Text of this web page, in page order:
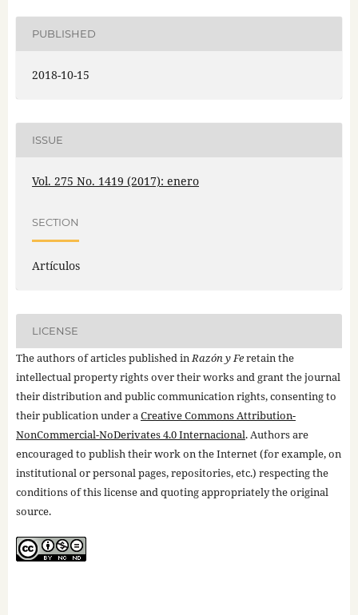
PUBLISHED
2018-10-15
ISSUE
Vol. 275 No. 1419 (2017): enero
SECTION
Artículos
LICENSE
The authors of articles published inRazón y Feretain the
intellectual property rights over their works and grant the journal
their distribution and public communication rights, consenting to
their publication under aCreative Commons Attribution-
NonCommercial-NoDerivates 4.0 Internacional. Authors are
encouraged to publish their work on the Internet (for example, on
institutional or personal pages, repositories, etc.) respecting the
conditions of this license and quoting appropriately the original
source.